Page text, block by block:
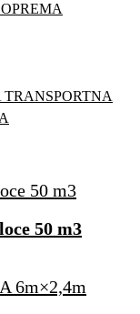
50 m3